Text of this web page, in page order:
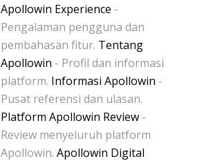
Apollowin Experience -
Pengalaman pengguna dan
pembahasan fitur. Tentang
Apollowin - Profil dan informasi
platform. Informasi Apollowin -
Pusat referensi dan ulasan.
Platform Apollowin Review -
Review menyeluruh platform
Apollowin. Apollowin Digital